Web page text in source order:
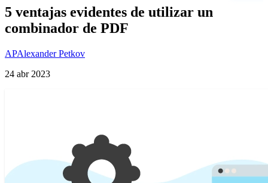
5 ventajas evidentes de utilizar un
combinador de PDF
APAlexander Petkov
24 abr 2023